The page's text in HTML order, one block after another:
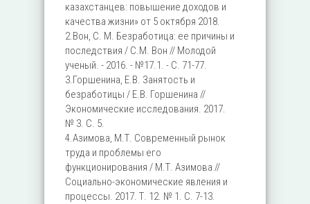
казахстанцев: повышение доходов и
качества жизни» от 5 октября 2018.
2.Вон, С. М. Безработица: ее причины и
последствия / С.М. Вон // Молодой
ученый. - 2016. - №17.1. - С. 71-77.
3.Горшенина, Е.В. Занятость и
безработицы / Е.В. Горшенина //
Экономические исследования. 2017.
№ 3. С. 5.
4.Азимова, М.Т. Современный рынок
труда и проблемы его
функционирования / М.Т. Азимова //
Социально-экономические явления и
процессы. 2017. Т. 12. № 1. С. 7-13.